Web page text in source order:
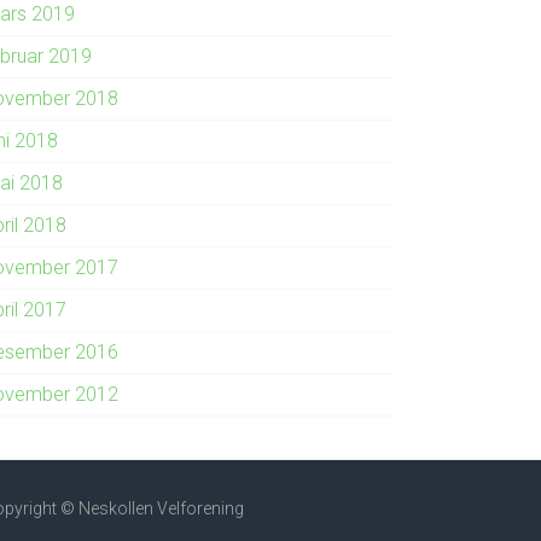
2019
2019
2018
2018
2018
2018
2017
2017
2016
2012
© Neskollen Velforening